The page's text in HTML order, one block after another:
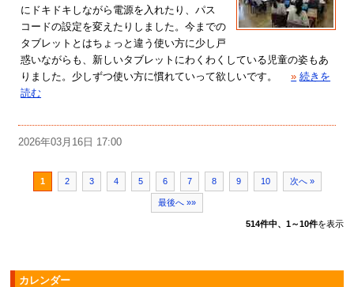
にドキドキしながら電源を入れたり、パス
コードの設定を変えたりしました。今までの
タブレットとはちょっと違う使い方に少し戸
惑いながらも、新しいタブレットにわくわくしている児童の姿もあ
りました。少しずつ使い方に慣れていって欲しいです。
» 続きを
読む
2026年03月16日 17:00
1 2 3 4 5 6 7 8 9 10 次へ »
最後へ »»
514件中、1～10件を表示
カレンダー